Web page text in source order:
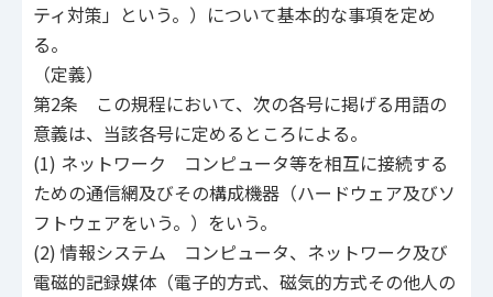
ティ対策」という。）について基本的な事項を定め
る。
（定義）
第2条 この規程において、次の各号に掲げる用語の
意義は、当該各号に定めるところによる。
(1) ネットワーク コンピュータ等を相互に接続する
ための通信網及びその構成機器（ハードウェア及びソ
フトウェアをいう。）をいう。
(2) 情報システム コンピュータ、ネットワーク及び
電磁的記録媒体（電子的方式、磁気的方式その他人の